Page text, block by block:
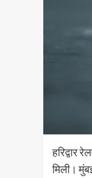
हरिद्वार
मिली।